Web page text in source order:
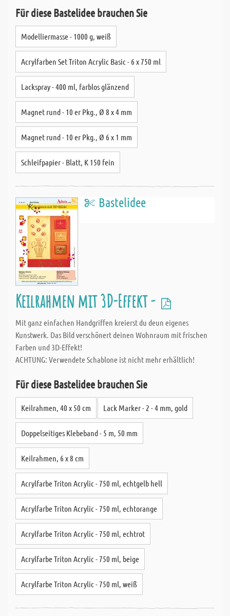
Für diese Bastelidee brauchen Sie
Modelliermasse - 1000 g, weiß
Acrylfarben Set Triton Acrylic Basic - 6 x 750 ml
Lackspray - 400 ml, farblos glänzend
Magnet rund - 10 er Pkg., Ø 8 x 4 mm
Magnet rund - 10 er Pkg., Ø 6 x 1 mm
Schleifpapier - Blatt, K 150 fein
Bastelidee
Keilrahmen mit 3D-Effekt -
Mit ganz einfachen Handgriffen kreierst du deun eigenes
Kunstwerk. Das Bild verschönert deinen Wohnraum mit frischen
Farben und 3D-Effekt!
ACHTUNG: Verwendete Schablone ist nicht mehr erhältlich!
Für diese Bastelidee brauchen Sie
Keilrahmen, 40 x 50 cm Lack Marker - 2 - 4 mm, gold
Doppelseitiges Klebeband - 5 m, 50 mm
Keilrahmen, 6 x 8 cm
Acrylfarbe Triton Acrylic - 750 ml, echtgelb hell
Acrylfarbe Triton Acrylic - 750 ml, echtorange
Acrylfarbe Triton Acrylic - 750 ml, echtrot
Acrylfarbe Triton Acrylic - 750 ml, beige
Acrylfarbe Triton Acrylic - 750 ml, weiß